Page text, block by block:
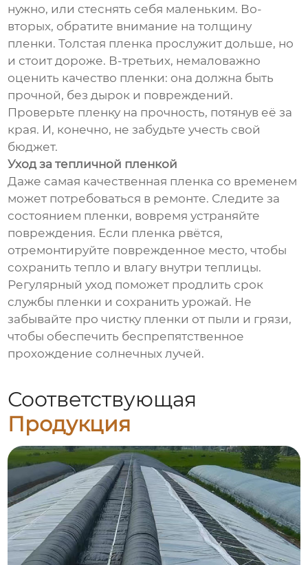
нужно, или стеснять себя маленьким. Во-
вторых, обратите внимание на толщину
пленки. Толстая пленка прослужит дольше, но
и стоит дороже. В-третьих, немаловажно
оценить качество пленки: она должна быть
прочной, без дырок и повреждений.
Проверьте пленку на прочность, потянув её за
края. И, конечно, не забудьте учесть свой
бюджет.
Уход за тепличной пленкой
Даже самая качественная пленка со временем
может потребоваться в ремонте. Следите за
состоянием пленки, вовремя устраняйте
повреждения. Если пленка рвётся,
отремонтируйте поврежденное место, чтобы
сохранить тепло и влагу внутри теплицы.
Регулярный уход поможет продлить срок
службы пленки и сохранить урожай. Не
забывайте про чистку пленки от пыли и грязи,
чтобы обеспечить беспрепятственное
прохождение солнечных лучей.
Соответствующая
Продукция